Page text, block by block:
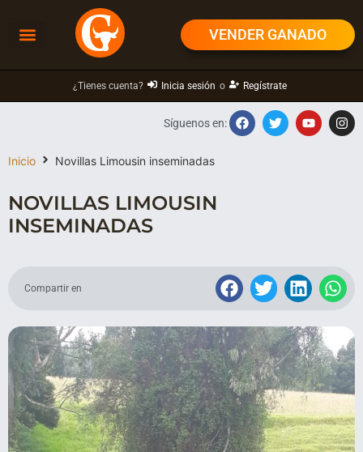
VENDER GANADO
¿Tienes cuenta? Inicia sesión o Regístrate
Inicio Novillas Limousin inseminadas
Síguenos en:
NOVILLAS LIMOUSIN
INSEMINADAS
Compartir en